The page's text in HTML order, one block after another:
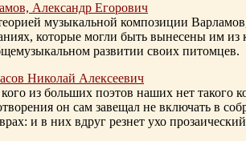
Александр Егорович
музыкальной композиции
которые могли быть вынесены им из
развитии своих питомцев.
Николай Алексеевич
из больших поэтов наших нет такого
он сам завещал не включать в
и в них вдруг резнет ухо